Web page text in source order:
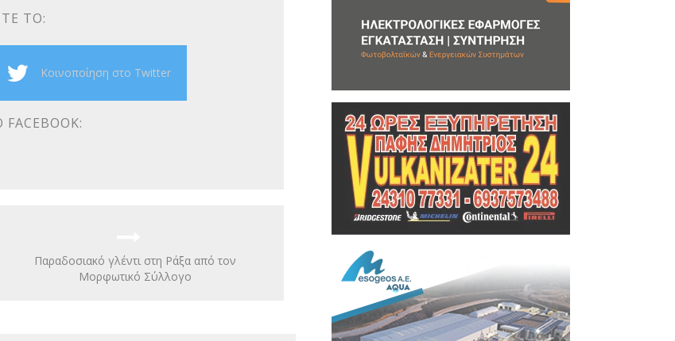
ΤΟ:
Κοινοποίηση στο Twitter
Παραδοσιακό γλέντι στη Ράξα από τον
Μορφωτικό Σύλλογο